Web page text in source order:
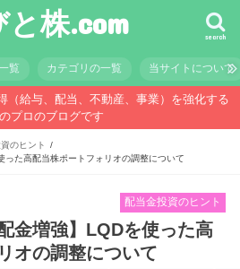
と株.com search
覧 カテゴリの一覧 当サイトについて
（給与、配当、不動産、事業）を強化する
プロのブログです
のヒント
った高配当株ポートフォリオの調整について
配当金投資のヒント
金増強】LQDを使った高
オの調整について